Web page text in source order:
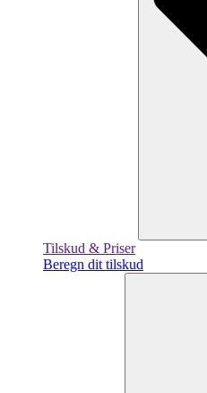
Tilskud & Priser
Beregn dit tilskud